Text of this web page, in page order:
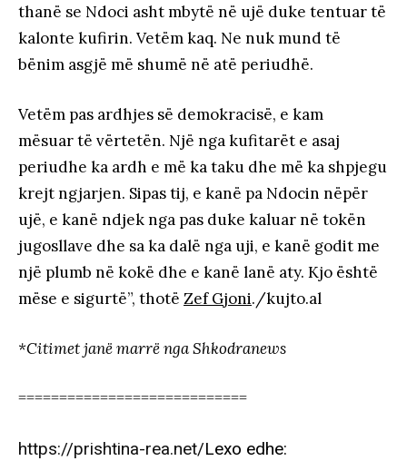
thanë se Ndoci asht mbytë në ujë duke tentuar të
kalonte kufirin. Vetëm kaq. Ne nuk mund të
bënim asgjë më shumë në atë periudhë.
Vetëm pas ardhjes së demokracisë, e kam
mësuar të vërtetën. Një nga kufitarët e asaj
periudhe ka ardh e më ka taku dhe më ka shpjegu
krejt ngjarjen. Sipas tij, e kanë pa Ndocin nëpër
ujë, e kanë ndjek nga pas duke kaluar në tokën
jugosllave dhe sa ka dalë nga uji, e kanë godit me
një plumb në kokë dhe e kanë lanë aty. Kjo është
mëse e sigurtë”, thotë Zef Gjoni./kujto.al
*Citimet janë marrë nga Shkodranews
============================
https://prishtina-rea.net/Lexo edhe: